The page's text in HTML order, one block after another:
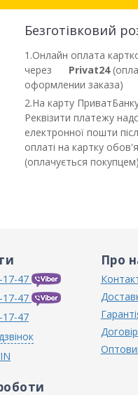
Безготівковий
1.Онлайн оплата
через
Privat24
оформлении заказа)
2.На карту
Реквізити платежу
електронної пошти
оплаті на картку
(оплачується
17-47
17-47
17-47
Про